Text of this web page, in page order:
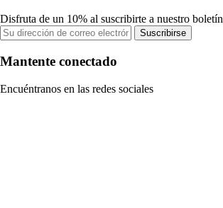
Disfruta de un 10% al suscribirte a nuestro boletín
Suscribirse
Mantente conectado
Encuéntranos en las redes sociales